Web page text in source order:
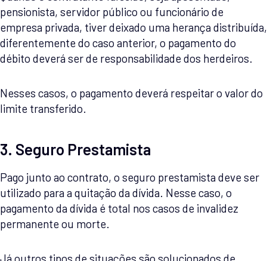
pensionista, servidor público ou funcionário de
empresa privada, tiver deixado uma herança distribuída,
diferentemente do caso anterior, o pagamento do
débito deverá ser de responsabilidade dos herdeiros.
Nesses casos, o pagamento deverá respeitar o valor do
limite transferido.
3. Seguro Prestamista
Pago junto ao contrato, o seguro prestamista deve ser
utilizado para a quitação da dívida. Nesse caso, o
pagamento da dívida é total nos casos de invalidez
permanente ou morte.